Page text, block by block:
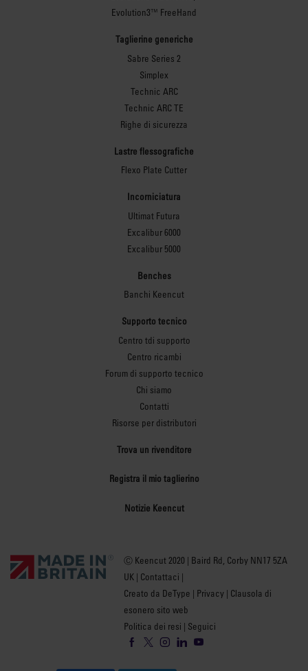
Evolution3™ FreeHand
Taglierine generiche
Sabre Series 2
Simplex
Technic ARC
Technic ARC TE
Righe di sicurezza
Lastre flessografiche
Flexo Plate Cutter
Incorniciatura
Ultimat Futura
Excalibur 6000
Excalibur 5000
Benches
Banchi Keencut
Supporto tecnico
Centro tdi supporto
Centro ricambi
Forum di supporto tecnico
Chi siamo
Contatti
Risorse per distributori
Trova un rivenditore
Registra il mio taglierino
Notizie Keencut
Ⓒ Keencut 2020 | Baird Rd, Corby NN17 5ZA
UK | Contattaci |
Creato da DeType | Privacy | Clausola di
esonero sito web
Politica dei resi | Seguici